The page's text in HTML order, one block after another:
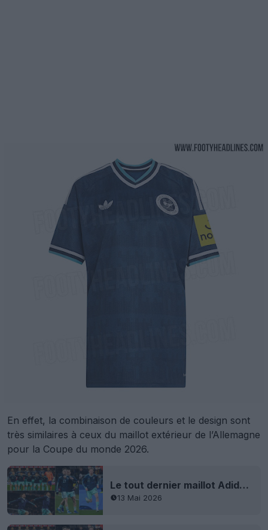
En effet, la combinaison de couleurs et le design sont
très similaires à ceux du maillot extérieur de l’Allemagne
pour la Coupe du monde 2026.
Le tout dernier maillot Adidas : le maillot extérieur de l'Allemagne pour la Coupe du monde 2026 dévoilé - Première sur le terrain
13 Mai 2026